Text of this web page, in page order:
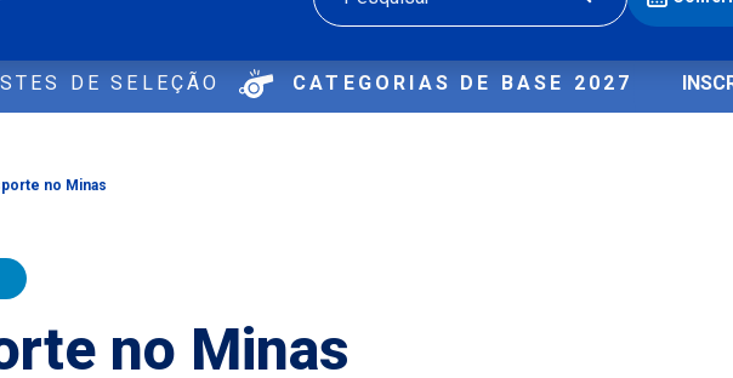
Buscar
DE SELEÇÃO CATEGORIAS DE BASE 2027
no Minas
no Minas